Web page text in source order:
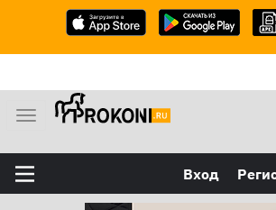
М
н
ю
Вход